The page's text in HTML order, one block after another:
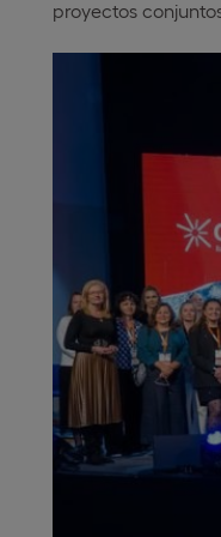
proyectos